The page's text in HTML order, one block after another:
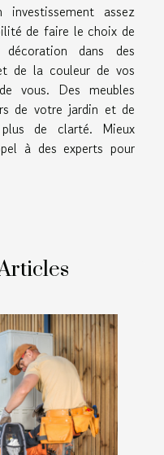
assez
de faire le choix de
dans des
de la couleur de vos
vous. Des meubles
de votre jardin et de
de clarté. Mieux
à des experts pour